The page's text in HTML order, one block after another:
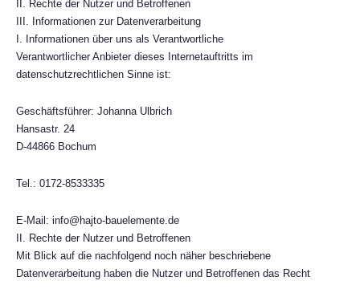
II. Rechte der Nutzer und Betroffenen
III. Informationen zur Datenverarbeitung
I. Informationen über uns als Verantwortliche
Verantwortlicher Anbieter dieses Internetauftritts im
datenschutzrechtlichen Sinne ist:
Geschäftsführer: Johanna Ulbrich
Hansastr. 24
D-44866 Bochum
Tel.: 0172-8533335
E-Mail: info@hajto-bauelemente.de
II. Rechte der Nutzer und Betroffenen
Mit Blick auf die nachfolgend noch näher beschriebene
Datenverarbeitung haben die Nutzer und Betroffenen das Recht